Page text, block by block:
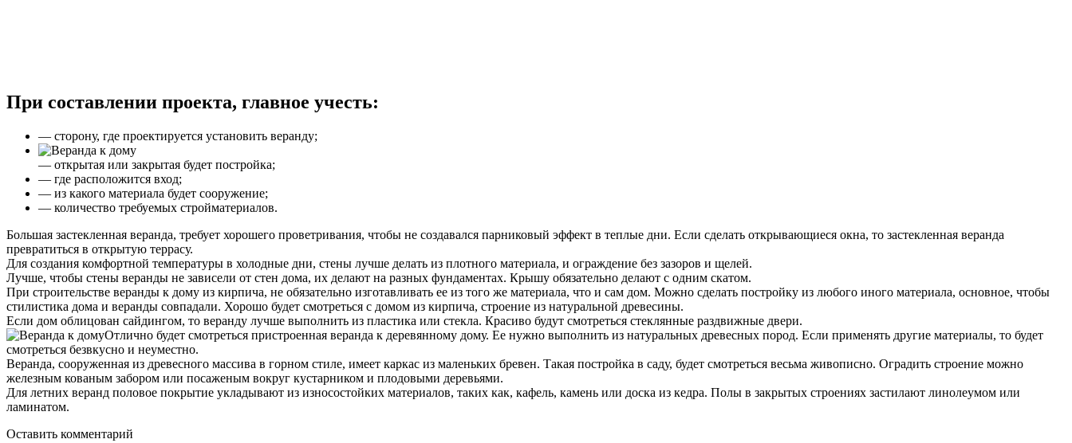
При составлении проекта, главное учесть:
— сторону, где проектируется установить веранду;
— открытая или закрытая будет постройка;
— где расположится вход;
— из какого материала будет сооружение;
— количество требуемых стройматериалов.
Большая застекленная веранда, требует хорошего проветривания, чтобы не создавался парниковый эффект в теплые дни. Если сделать открывающиеся окна, то застекленная веранда
превратиться в открытую террасу.
Для создания комфортной температуры в холодные дни, стены лучше делать из плотного материала, и ограждение без зазоров и щелей.
Лучше, чтобы стены веранды не зависели от стен дома, их делают на разных фундаментах. Крышу обязательно делают с одним скатом.
При строительстве веранды к дому из кирпича, не обязательно изготавливать ее из того же материала, что и сам дом. Можно сделать постройку из любого иного материала, основное, чтобы
стилистика дома и веранды совпадали. Хорошо будет смотреться с домом из кирпича, строение из натуральной древесины.
Если дом облицован сайдингом, то веранду лучше выполнить из пластика или стекла. Красиво будут смотреться стеклянные раздвижные двери.
Отлично будет смотреться пристроенная веранда к деревянному дому. Ее нужно выполнить из натуральных древесных пород. Если применять другие материалы, то будет
смотреться безвкусно и неуместно.
Веранда, сооруженная из древесного массива в горном стиле, имеет каркас из маленьких бревен. Такая постройка в саду, будет смотреться весьма живописно. Оградить строение можно
железным кованым забором или посаженым вокруг кустарником и плодовыми деревьями.
Для летних веранд половое покрытие укладывают из износостойких материалов, таких как, кафель, камень или доска из кедра. Полы в закрытых строениях застилают линолеумом или
ламинатом.
Оставить комментарий